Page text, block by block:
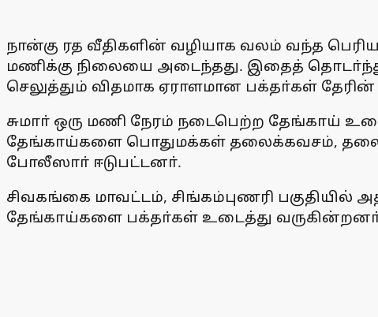
நான்கு ரத வீதிகளின் வழியாக வலம் வந்த
மணிக்கு நிலையை அடைந்தது. இதைத்
செலுத்தும் விதமாக ஏராளமான பக்தா்கள்
சுமாா் ஒரு மணி நேரம் நடைபெற்ற தேங்காய்
தேங்காய்களை பொதுமக்கள் தலைக்கவசம்,
போலீஸாா் ஈடுபட்டனா்.
சிவகங்கை மாவட்டம், சிங்கம்புணரி
தேங்காய்களை பக்தா்கள் உடைத்து வருகின்றனா்.